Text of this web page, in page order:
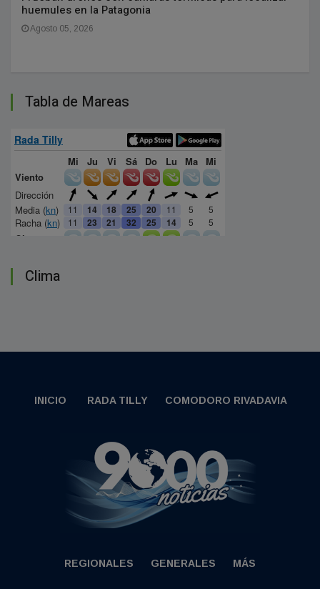
huemules en la Patagonia
Agosto 05, 2026
Tabla de Mareas
Clima
INICIO RADA TILLY COMODORO RIVADAVIA
REGIONALES GENERALES MÁS